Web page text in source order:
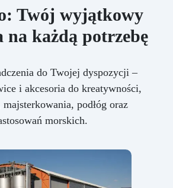
Twój wyjątkowy
na każdą potrzebę
do Twojej dyspozycji –
i akcesoria do kreatywności,
majsterkowania, podłóg oraz
morskich.